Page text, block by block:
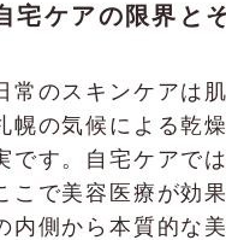
宅ケアの限界と
常のスキンケアは
幌の気候による乾
です。自宅ケアで
こで美容医療が効
内側から本質的な